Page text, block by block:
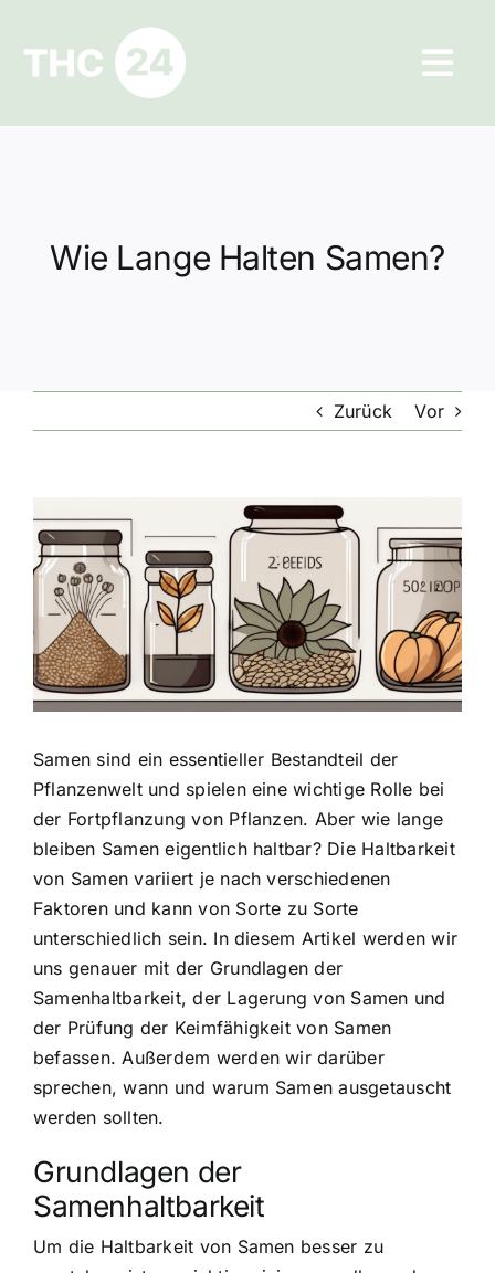
springen
Ratgeber
Datenschutz
Wie Lange Halten Samen?
Zurück Vor
grösseres
Bild
Samen sind ein essentieller Bestandteil der
Pflanzenwelt und spielen eine wichtige Rolle bei
der Fortpflanzung von Pflanzen. Aber wie lange
bleiben Samen eigentlich haltbar? Die Haltbarkeit
von Samen variiert je nach verschiedenen
Faktoren und kann von Sorte zu Sorte
unterschiedlich sein. In diesem Artikel werden wir
uns genauer mit der Grundlagen der
Samenhaltbarkeit, der Lagerung von Samen und
der Prüfung der Keimfähigkeit von Samen
befassen. Außerdem werden wir darüber
sprechen, wann und warum Samen ausgetauscht
werden sollten.
Grundlagen der
Samenhaltbarkeit
Um die Haltbarkeit von Samen besser zu